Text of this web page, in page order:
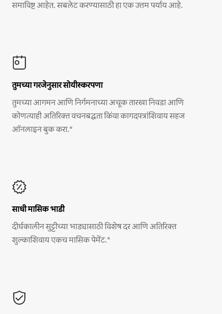
समाविष्ट आहेत. सबलेट करण्यासाठी हा एक उत्तम पर्याय आहे.
तुमच्या गरजेनुसार सोयीस्करपणा
तुमच्या आगमन आणि निर्गमनाच्या अचूक तारखा निवडा आणि
कोणत्याही अतिरिक्त वचनबद्धता किंवा कागदपत्रांशिवाय सहज
ऑनलाइन बुक करा.*
साधी मासिक भाडी
दीर्घकालीन सुट्टीच्या भाड्यासाठी विशेष दर आणि अतिरिक्त
शुल्काशिवाय एकच मासिक पेमेंट.*